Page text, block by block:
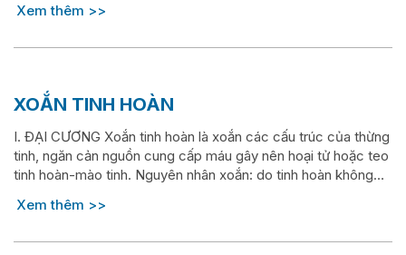
trinh tự tiêu đi một phần để mở thông âm...
Xem thêm
XOẮN TINH HOÀN
I. ĐẠI CƯƠNG Xoắn tinh hoàn là xoắn các cấu trúc của thừng
tinh, ngăn cản nguồn cung cấp máu gây nên hoại tử hoặc teo
tinh hoàn-mào tinh. Nguyên nhân xoắn: do tinh hoàn không
kéo của cơ nâng tinh hoàn, cơ Dartos và tăng...
Xem thêm